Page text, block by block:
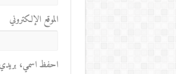
الموقع الإلكتروني
احفظ اسمي، بريدي